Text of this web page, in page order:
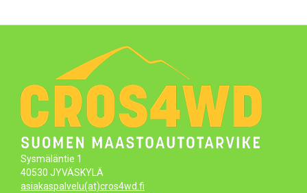
Sysmäläntie 1
40530 JYVÄSKYLÄ
asiakaspalvelu(at)cros4wd.fi